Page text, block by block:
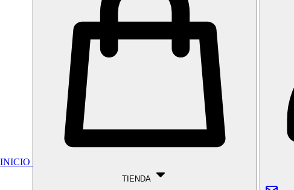
INICIO
TIENDA